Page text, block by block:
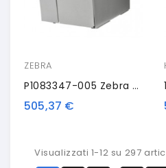
ZEBRA
P1083347-005 Zebra Print Head, 8 Dots/mm (203dpi)
505,37 €
Visualizzati 1-12 su 297